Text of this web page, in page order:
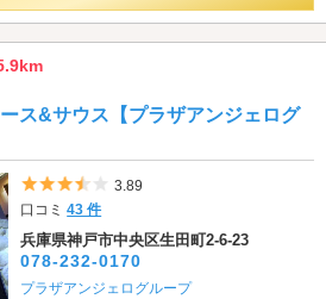
ス&サウス【プラザアンジェログ
5つ星のうち3.5
3.89
口コミ43 件
兵庫県神戸市中央区生田町2-6-23
078-232-0170
プラザアンジェログループ